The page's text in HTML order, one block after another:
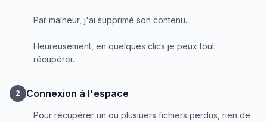
Par malheur, j'ai supprimé son contenu...
Heureusement, en quelques clics je peux tout
récupérer.
2 Connexion à l'espace
Pour récupérer un ou plusiuers fichiers perdus, rien de